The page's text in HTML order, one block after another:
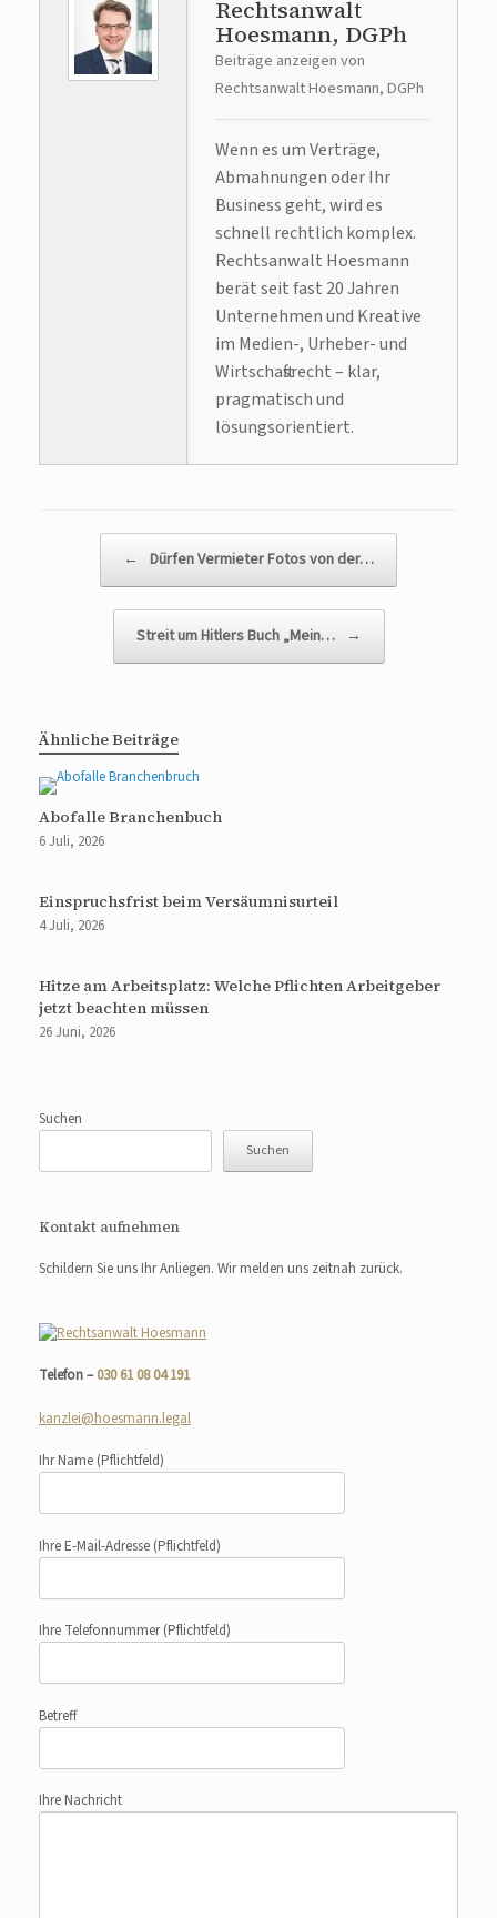
Rechtsanwalt
Hoesmann, DGPh
Beiträge anzeigen von
Rechtsanwalt Hoesmann, DGPh
Wenn es um Verträge,
Abmahnungen oder Ihr
Business geht, wird es
schnell rechtlich komplex.
Rechtsanwalt Hoesmann
berät seit fast 20 Jahren
Unternehmen und Kreative
im Medien-, Urheber- und
Wirtschaftsrecht – klar,
pragmatisch und
lösungsorientiert.
← Dürfen Vermieter Fotos von der…
Streit um Hitlers Buch „Mein… →
Ähnliche Beiträge
Abofalle Branchenbuch
6 Juli, 2026
Einspruchsfrist beim Versäumnisurteil
4 Juli, 2026
Hitze am Arbeitsplatz: Welche Pflichten Arbeitgeber
jetzt beachten müssen
26 Juni, 2026
Suchen
Suchen
Kontakt aufnehmen
Schildern Sie uns Ihr Anliegen. Wir melden uns zeitnah zurück.
Telefon –030 61 08 04 191
kanzlei@hoesmann.legal
Ihr Name (Pflichtfeld)
Ihre E-Mail-Adresse (Pflichtfeld)
Ihre Telefonnummer(Pflichtfeld)
Betreff
Ihre Nachricht